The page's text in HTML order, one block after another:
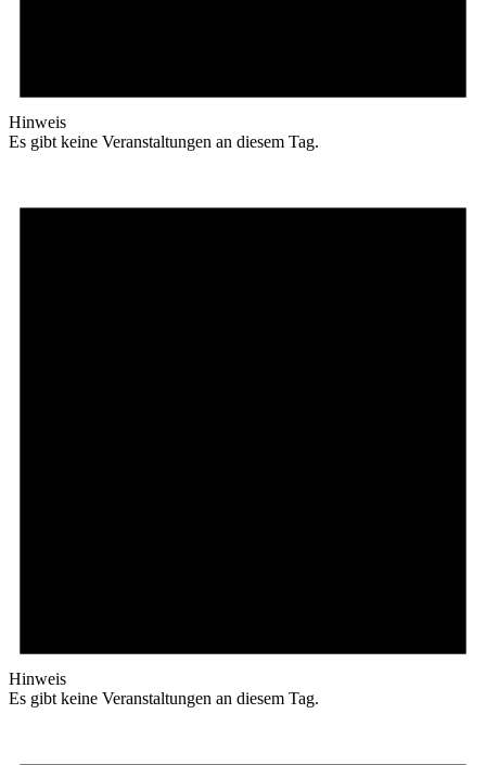
Hinweis
Es gibt keine Veranstaltungen an diesem Tag.
Hinweis
Es gibt keine Veranstaltungen an diesem Tag.